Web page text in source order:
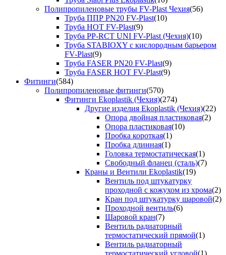
Полипропиленовые трубы FV-Plast Чехия(56)
Труба ППР PN20 FV-Plast(10)
Труба HOT FV-Plast(9)
Труба PP-RCT UNI FV-Plast (Чехия)(10)
Труба STABIOXY с кислородным барьером
FV-Plast(9)
Труба FASER PN20 FV-Plast(9)
Труба FASER HOT FV-Plast(9)
Фитинги(584)
Полипропиленовые фитинги(570)
Фитинги Ekoplastik (Чехия)(274)
Другие изделия Ekoplastik (Чехия)(22)
Опора двойная пластиковая(2)
Опора пластиковая(10)
Пробка короткая(1)
Пробка длинная(1)
Головка термостатическая(1)
Свободный фланец (сталь)(7)
Краны и Вентили Ekoplastik(19)
Вентиль под штукатурку
проходной с кожухом из хрома(2)
Кран под штукатурку шаровой(2)
Проходной вентиль(6)
Шаровой кран(7)
Вентиль радиаторный
термостатический прямой(1)
Вентиль радиаторный
термостатический угловой(1)